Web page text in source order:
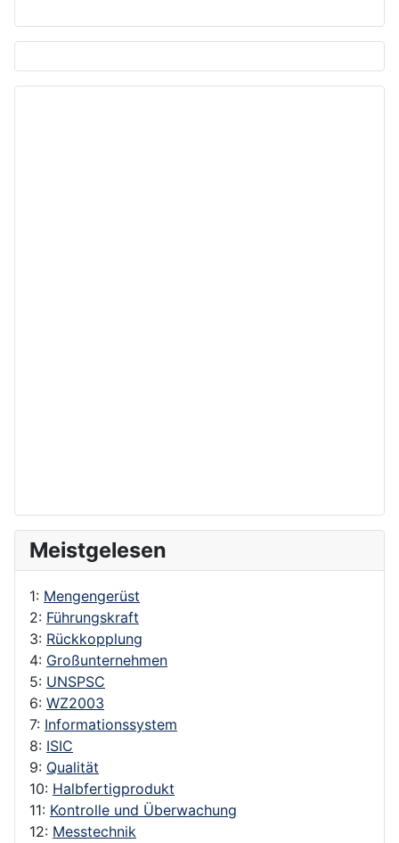
Meistgelesen
1: Mengengerüst
2: Führungskraft
3: Rückkopplung
4: Großunternehmen
5: UNSPSC
6: WZ2003
7: Informationssystem
8: ISIC
9: Qualität
10: Halbfertigprodukt
11: Kontrolle und Überwachung
12: Messtechnik